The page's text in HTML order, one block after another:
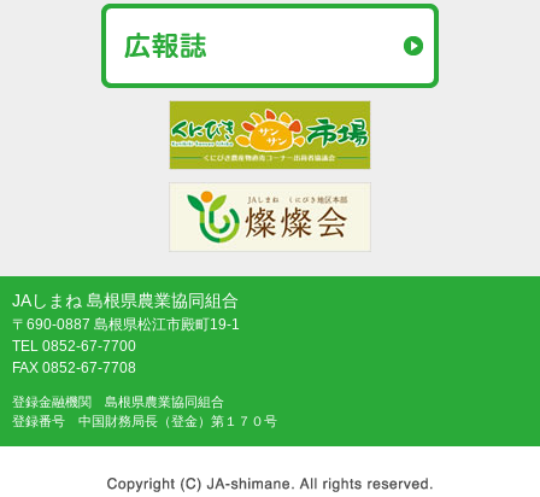
JAしまね 島根県農業協同組合
〒690-0887 島根県松江市殿町19-1
TEL 0852-67-7700
FAX 0852-67-7708
登録金融機関 島根県農業協同組合
登録番号 中国財務局長（登金）第１７０号